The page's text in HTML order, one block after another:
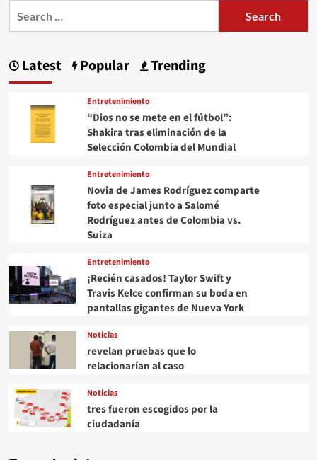
Latest Popular Trending
Entretenimiento
“Dios no se mete en el fútbol”:
Shakira tras eliminación de la
Selección Colombia del Mundial
Entretenimiento
Novia de James Rodríguez comparte
foto especial junto a Salomé
Rodríguez antes de Colombia vs.
Suiza
Entretenimiento
¡Recién casados! Taylor Swift y
Travis Kelce confirman su boda en
pantallas gigantes de Nueva York
Noticias
revelan pruebas que lo
relacionarían al caso
Noticias
tres fueron escogidos por la
ciudadanía